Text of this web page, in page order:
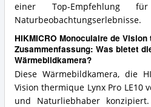
einer Top-Empfehlung
Naturbeobachtungserlebnisse.
HIKMICRO Monoculaire de
Zusammenfassung: Was bietet
Wärmebildkamera?
Diese Wärmebildkamera, die
Vision thermique Lynx Pro LE10
und Naturliebhaber